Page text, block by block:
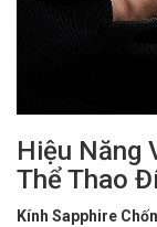
Hiệu Năng
Thể Thao
Kính Sapphire